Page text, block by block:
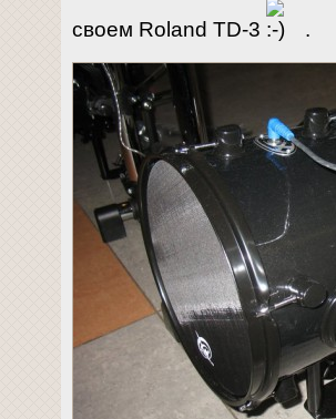
своем Roland TD-3
.